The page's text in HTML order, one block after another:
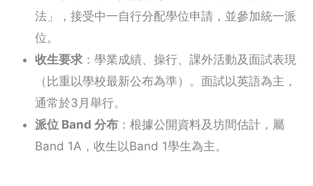
法」，接受中一自行分配學位申請，並參加統一派
位。
收生要求 ：學業成績、操行、課外活動及面試表現
（比重以學校最新公布為準）。面試以英語為主，
通常於3月舉行。
派位 Band 分布 ：根據公開資料及坊間估計，屬
Band 1A，收生以Band 1學生為主。